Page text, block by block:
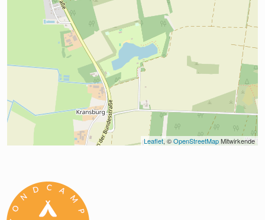
Leaflet, © OpenStreetMap Mitwirkende